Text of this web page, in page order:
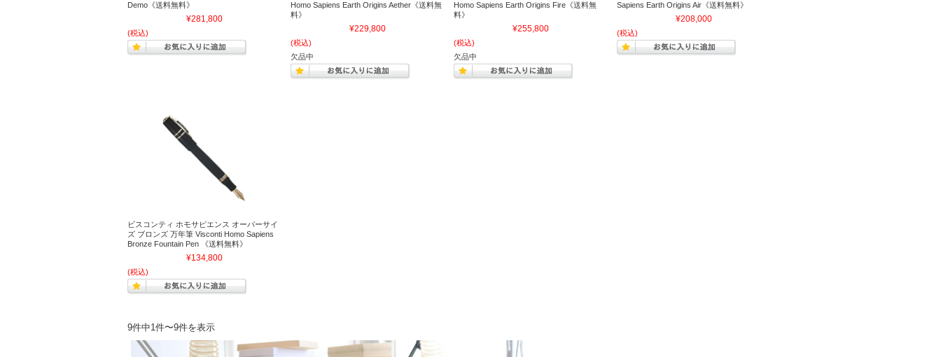
Demo《送料無料》
¥281,800
(税込)
Homo Sapiens Earth Origins Aether《送料無
料》
¥229,800
(税込)
欠品中
Homo Sapiens Earth Origins Fire《送料無
料》
¥255,800
(税込)
欠品中
Sapiens Earth Origins Air《送料無料》
¥208,000
(税込)
ビスコンティ ホモサピエンス オーバーサイ
ズ ブロンズ 万年筆 Visconti Homo Sapiens
Bronze Fountain Pen 《送料無料》
¥134,800
(税込)
9件中1件〜9件を表示